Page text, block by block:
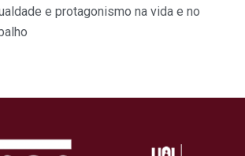
e protagonismo na vida e no